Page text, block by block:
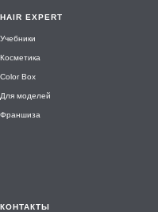
HAIR EXPERT
Учебники
Косметика
Color Box
Для моделей
Франшиза
КОНТАКТЫ